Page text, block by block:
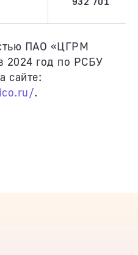
ПАО «ЦГРМ
2024 год по РСБУ
сайте:
.